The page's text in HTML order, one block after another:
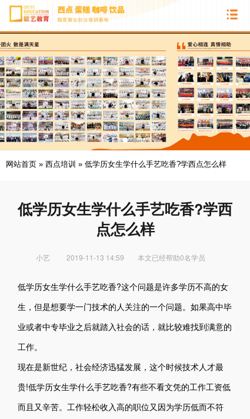
网站首页 » 西点培训 » 低学历女生学什么手艺吃香?学西点怎么样
低学历女生学什么手艺吃香?学西
点怎么样
小艺 2019-11-13 14:59 本文已经帮助0名学员
低学历女生学什么手艺吃香?这个问题是许多学历不高的女
生，但是想要学一门技术的人关注的一个问题。如果高中毕
业或者中专毕业之后就踏入社会的话，就比较难找到满意的
工作。
现在是新世纪，社会经济迅猛发展，这个时候技术人才最
贵!低学历女生学什么手艺吃香?有些不看文凭的工作工资低
而且又辛苦。工作轻松收入高的职位又因为学历低而不符